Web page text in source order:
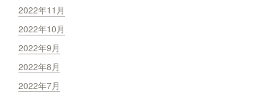
2022年11月
2022年10月
2022年9月
2022年8月
2022年7月